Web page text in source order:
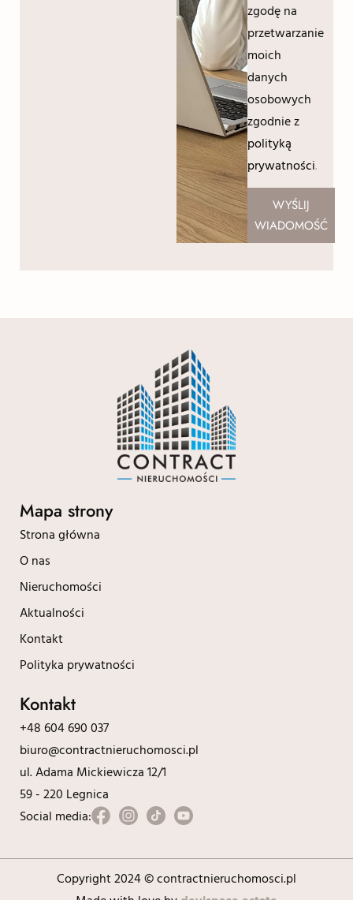
zgodę na
przetwarzanie
moich
danych
osobowych
zgodnie z
polityką
prywatności.
WYŚLIJ
WIADOMOŚĆ
Mapa strony
Strona główna
O nas
Nieruchomości
Aktualności
Kontakt
Polityka prywatności
Kontakt
+48 604 690 037
biuro@contractnieruchomosci.pl
ul. Adama Mickiewicza 12/1
59 - 220 Legnica
Social media:
Copyright 2024 © contractnieruchomosci.pl